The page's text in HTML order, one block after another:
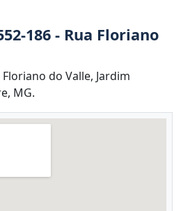
186 - Rua Floriano
do Valle, Jardim
MG.